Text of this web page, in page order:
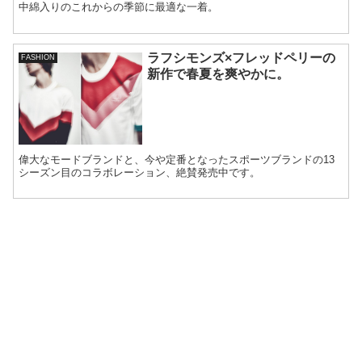
中綿入りのこれからの季節に最適な一着。
FASHION
ラフシモンズ×フレッドペリーの
新作で春夏を爽やかに。
偉大なモードブランドと、今や定番となったスポーツブランドの13
シーズン目のコラボレーション、絶賛発売中です。